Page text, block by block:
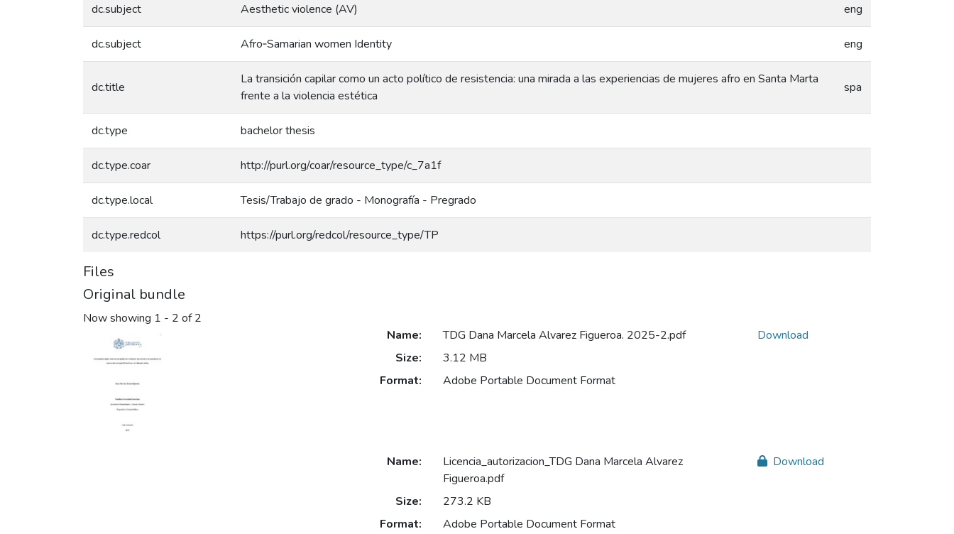
dc.subject Aesthetic violence (AV) eng
dc.subject Afro‑Samarian women Identity eng
dc.title
La transición capilar como un acto político de resistencia: una mirada a las experiencias de mujeres afro en Santa Marta
frente a la violencia estética
spa
dc.type bachelor thesis
dc.type.coar http://purl.org/coar/resource_type/c_7a1f
dc.type.local Tesis/Trabajo de grado - Monografía - Pregrado
dc.type.redcol https://purl.org/redcol/resource_type/TP
Files
Original bundle
Now showing 1 - 2 of 2
Name:
TDG Dana Marcela Alvarez Figueroa. 2025-2.pdf
Size:
3.12 MB
Format:
Adobe Portable Document Format
Download
Name:
Licencia_autorizacion_TDG Dana Marcela Alvarez
Figueroa.pdf
Size:
273.2 KB
Format:
Adobe Portable Document Format
Download